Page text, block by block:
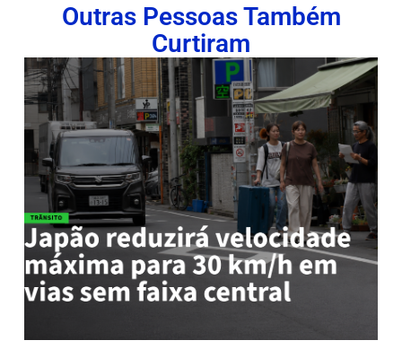
Outras Pessoas Também
Curtiram